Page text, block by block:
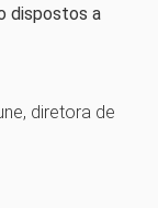
dispostos a
diretora de